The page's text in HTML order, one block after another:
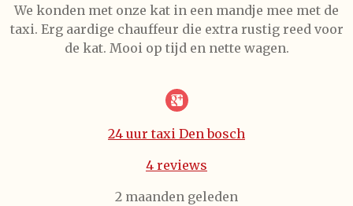
We konden met onze kat in een mandje mee met de
taxi. Erg aardige chauffeur die extra rustig reed voor
de kat. Mooi op tijd en nette wagen.
24 uur taxi Den bosch
4 reviews
2 maanden geleden